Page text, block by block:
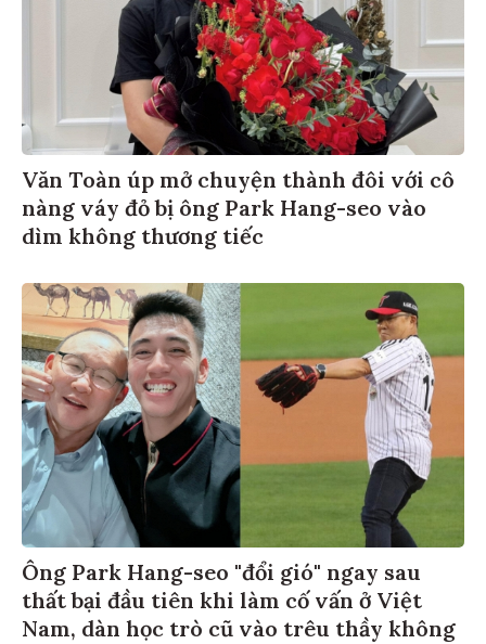
Văn Toàn úp mở chuyện thành đôi với cô
nàng váy đỏ bị ông Park Hang-seo vào
dìm không thương tiếc
Ông Park Hang-seo "đổi gió" ngay sau
thất bại đầu tiên khi làm cố vấn ở Việt
Nam, dàn học trò cũ vào trêu thầy không